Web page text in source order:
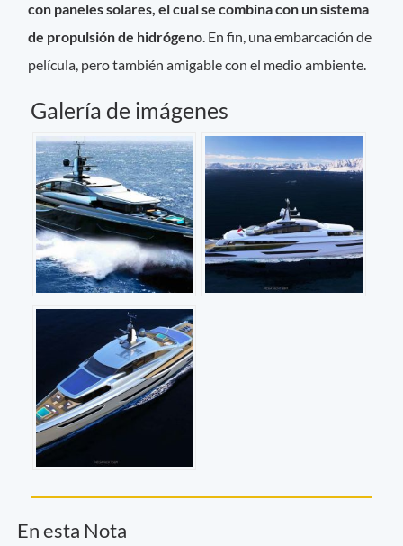
con paneles solares, el cual se combina con un sistema
de propulsión de hidrógeno. En fin, una embarcación de
película, pero también amigable con el medio ambiente.
Galería de imágenes
En esta Nota